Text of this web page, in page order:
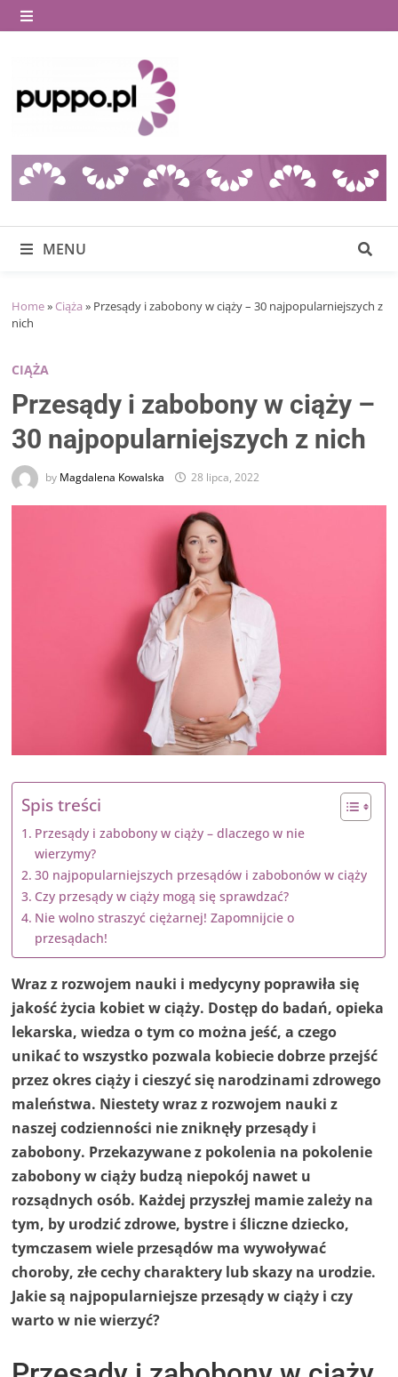
Skip
to
MENU
MENU
Home» Ciąża » Przesądy i zabobony w ciąży – 30 najpopularniejszych z
nich
CIĄŻA
Przesądy i zabobony w ciąży –
30 najpopularniejszych z nich
by Magdalena Kowalska 28 lipca, 2022
Spis treści
Przesądy i zabobony w ciąży – dlaczego w nie
wierzymy?
30 najpopularniejszych przesądów i zabobonów w ciąży
Czy przesądy w ciąży mogą się sprawdzać?
Nie wolno straszyć ciężarnej! Zapomnijcie o
przesądach!
Wraz z rozwojem nauki i medycyny poprawiła się
jakość życia kobiet w ciąży. Dostęp do badań, opieka
lekarska, wiedza o tym co można jeść, a czego
unikać to wszystko pozwala kobiecie dobrze przejść
przez okres ciąży i cieszyć się narodzinami zdrowego
maleństwa. Niestety wraz z rozwojem nauki z
naszej codzienności nie zniknęły przesądy i
zabobony. Przekazywane z pokolenia na pokolenie
zabobony w ciąży budzą niepokój nawet u
rozsądnych osób. Każdej przyszłej mamie zależy na
tym, by urodzić zdrowe, bystre i śliczne dziecko,
tymczasem wiele przesądów ma wywoływać
choroby, złe cechy charaktery lub skazy na urodzie.
Jakie są najpopularniejsze przesądy w ciąży i czy
warto w nie wierzyć?